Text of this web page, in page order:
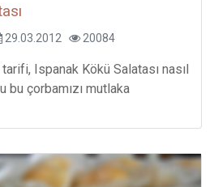
29.03.2012 20084
Ispanak Kökü Salatası nasıl
bu çorbamızı mutlaka